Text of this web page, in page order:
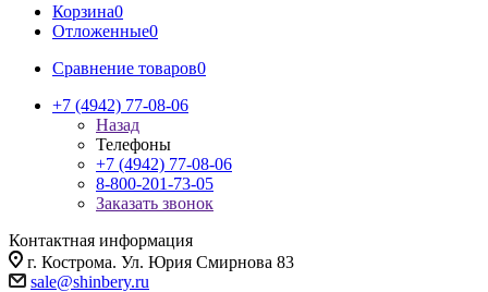
Корзина0
Отложенные0
Сравнение товаров0
+7 (4942) 77-08-06
Назад
Телефоны
+7 (4942) 77-08-06
8-800-201-73-05
Заказать звонок
Контактная информация
г. Кострома. Ул. Юрия Смирнова 83
sale@shinbery.ru